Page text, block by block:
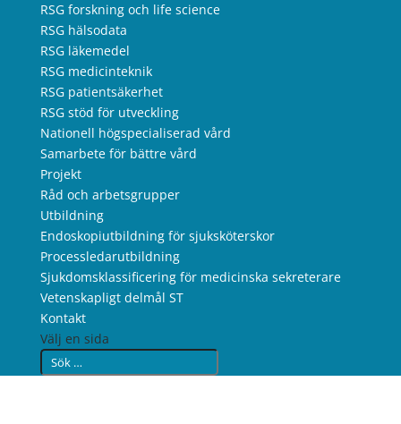
RSG forskning och life science
RSG hälsodata
RSG läkemedel
RSG medicinteknik
RSG patientsäkerhet
RSG stöd för utveckling
Nationell högspecialiserad vård
Samarbete för bättre vård
Projekt
Råd och arbetsgrupper
Utbildning
Endoskopiutbildning för sjuksköterskor
Processledarutbildning
Sjukdomsklassificering för medicinska sekreterare
Vetenskapligt delmål ST
Kontakt
Välj en sida